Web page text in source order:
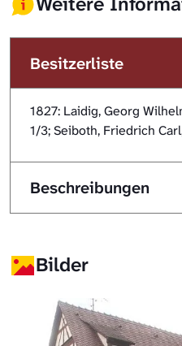
Besitzerliste
1827: Laidig, Georg
1/3; Seiboth, Friedrich
Beschreibungen
Bilder